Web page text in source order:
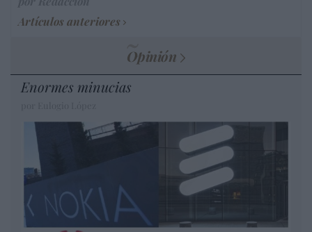
Artículos anteriores
Opinión
Enormes minucias